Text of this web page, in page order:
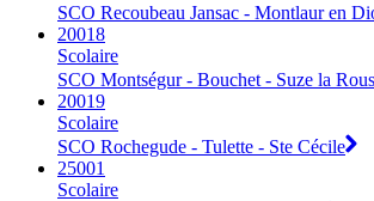
SCO Recoubeau Jansac - Montlaur en
20018
Scolaire
SCO Montségur - Bouchet - Suze la
20019
Scolaire
SCO Rochegude - Tulette - Ste Cécile
25001
Scolaire